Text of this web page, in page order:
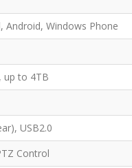
Android, Windows Phone
up to 4TB
USB2.0
Control